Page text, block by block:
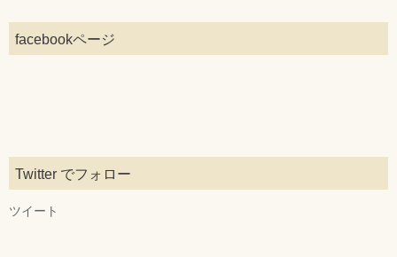
facebookページ
Twitter でフォロー
ツイート